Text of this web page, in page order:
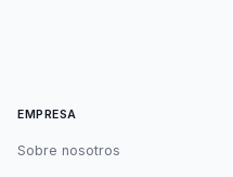
EMPRESA
Sobre nosotros